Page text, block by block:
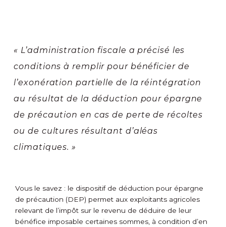
« L’administration fiscale a précisé les
conditions à remplir pour bénéficier de
l’exonération partielle de la réintégration
au résultat de la déduction pour épargne
de précaution en cas de perte de récoltes
ou de cultures résultant d’aléas
climatiques. »
Vous le savez : le dispositif de déduction pour épargne
de précaution (DEP) permet aux exploitants agricoles
relevant de l’impôt sur le revenu de déduire de leur
bénéfice imposable certaines sommes, à condition d’en